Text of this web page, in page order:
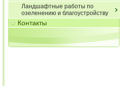
Ландшафтные работы по
озеленению и благоустройству
Контакты